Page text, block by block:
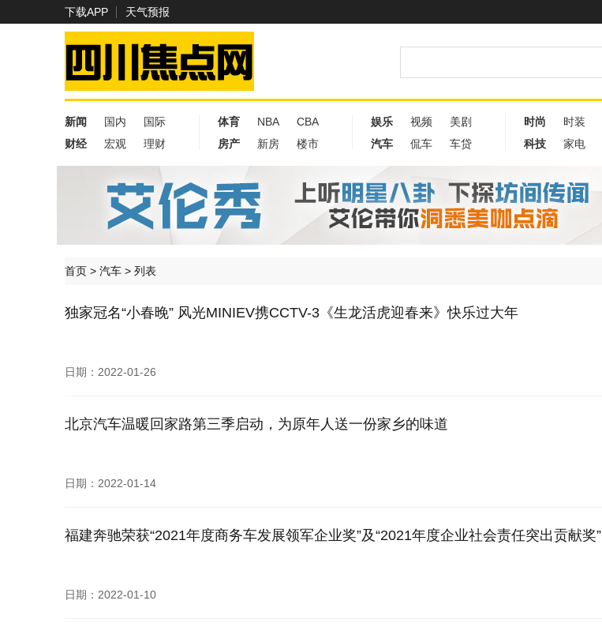
下载APP 天气预报
新闻 国内
国际
财经
宏观 理财
体育 NBA
CBA
房产
新房 楼市
娱乐 视频
美剧
汽车
侃车 车贷
时尚 时装
科技
家电
首页 > 汽车 > 列表
独家冠名“小春晚” 风光MINIEV携CCTV-3《生龙活虎迎春来》快乐过大年
日期：2022-01-26
北京汽车温暖回家路第三季启动，为原年人送一份家乡的味道
日期：2022-01-14
福建奔驰荣获“2021年度商务车发展领军企业奖”及“2021年度企业社会责任突出贡献奖”
日期：2022-01-10